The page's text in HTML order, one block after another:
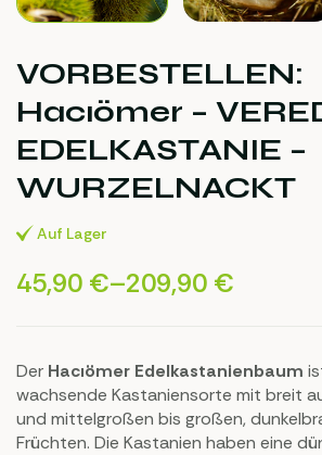
VORBESTELLEN:
Hacıömer –
EDELKASTANIE –
WURZELNACKT
Auf Lager
45,90 €–209,90 €
Der Hacıömer Edelkastanienbaum
wachsende Kastaniensorte mit breit
und mittelgroßen bis großen,
Früchten. Die Kastanien haben eine